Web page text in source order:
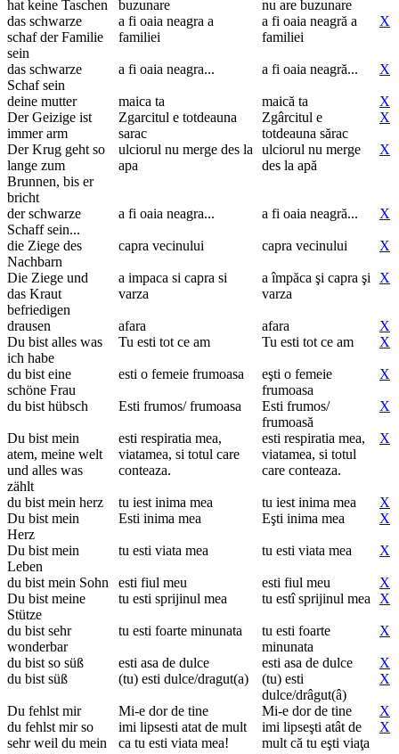
hat keine Taschen
buzunare
nu are buzunare
das schwarze
schaf der Familie
sein
a fi oaia neagra a
familiei
a fi oaia neagră a
familiei
X
das schwarze
Schaf sein
a fi oaia neagra... a fi oaia neagră... X
deine mutter maica ta maică ta
X
Der Geizige ist
immer arm
Zgarcitul e totdeauna
sarac
Zgârcitul e
totdeauna sărac
X
Der Krug geht so
lange zum
Brunnen, bis er
bricht
ulciorul nu merge des la
apa
ulciorul nu merge
des la apă
X
der schwarze
Schaff sein...
a fi oaia neagra... a fi oaia neagră... X
die Ziege des
Nachbarn
capra vecinului capra vecinului X
Die Ziege und
das Kraut
befriedigen
a impaca si capra si
varza
a împăca şi capra şi
varza
X
drausen afara afara
X
Du bist alles was
ich habe
Tu esti tot ce am Tu esti tot ce am X
du bist eine
schöne Frau
esti o femeie frumoasa
eşti o femeie
frumoasa
X
du bist hübsch Esti frumos/ frumoasa
Esti frumos/
frumoasă
X
Du bist mein
atem, meine welt
und alles was
zählt
esti respiratia mea,
viatamea, si totul care
conteaza.
esti respiratia mea,
viatamea, si totul
care conteaza.
X
du bist mein herz tu iest inima mea tu iest inima mea
X
Du bist mein
Herz
Esti inima mea Eşti inima mea X
Du bist mein
Leben
tu esti viata mea tu esti viata mea X
du bist mein Sohn esti fiul meu esti fiul meu
X
Du bist meine
Stütze
tu esti sprijinul mea tu estî sprijinul mea X
du bist sehr
wonderbar
tu esti foarte minunata
tu esti foarte
minunata
X
du bist so süß esti asa de dulce esti asa de dulce
X
du bist süß
(tu) esti dulce/dragut(a)
(tu) esti
dulce/drâgut(â)
X
Du fehlst mir Mi-e dor de tine Mi-e dor de tine
X
du fehlst mir so
sehr weil du mein
imi lipsesti atat de mult
ca tu esti viata mea!
imi lipseşti atât de
mult că tu eşti viaţa
X